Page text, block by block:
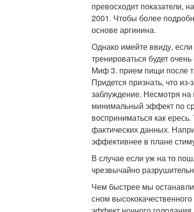
превосходит показатели,
2001. Чтобы более
основе аргинина.
Однако имейте ввиду,
тренироваться будет
Миф 3. прием пищи после
Придется признать, что
заблуждение. Несмотря
минимальный эффект по
восприниматься как
фактических данных.
эффективнее в плане
В случае если уж на то
чрезвычайно
Чем быстрее мы
сном